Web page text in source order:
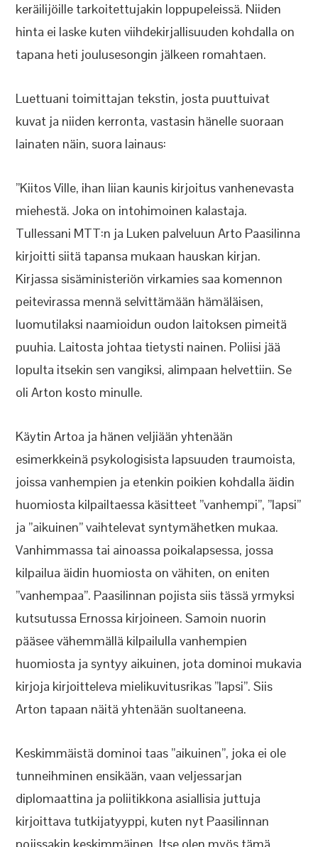
keräilijöille tarkoitettujakin loppupeleissä. Niiden
hinta ei laske kuten viihdekirjallisuuden kohdalla on
tapana heti joulusesongin jälkeen romahtaen.
Luettuani toimittajan tekstin, josta puuttuivat
kuvat ja niiden kerronta, vastasin hänelle suoraan
lainaten näin, suora lainaus:
”Kiitos Ville, ihan liian kaunis kirjoitus vanhenevasta
miehestä. Joka on intohimoinen kalastaja.
Tullessani MTT:n ja Luken palveluun Arto Paasilinna
kirjoitti siitä tapansa mukaan hauskan kirjan.
Kirjassa sisäministeriön virkamies saa komennon
peitevirassa mennä selvittämään hämäläisen,
luomutilaksi naamioidun oudon laitoksen pimeitä
puuhia. Laitosta johtaa tietysti nainen. Poliisi jää
lopulta itsekin sen vangiksi, alimpaan helvettiin. Se
oli Arton kosto minulle.
Käytin Artoa ja hänen veljiään yhtenään
esimerkkeinä psykologisista lapsuuden traumoista,
joissa vanhempien ja etenkin poikien kohdalla äidin
huomiosta kilpailtaessa käsitteet ”vanhempi”, ”lapsi”
ja ”aikuinen” vaihtelevat syntymähetken mukaa.
Vanhimmassa tai ainoassa poikalapsessa, jossa
kilpailua äidin huomiosta on vähiten, on eniten
”vanhempaa”. Paasilinnan pojista siis tässä yrmyksi
kutsutussa Ernossa kirjoineen. Samoin nuorin
pääsee vähemmällä kilpailulla vanhempien
huomiosta ja syntyy aikuinen, jota dominoi mukavia
kirjoja kirjoitteleva mielikuvitusrikas ”lapsi”. Siis
Arton tapaan näitä yhtenään suoltaneena.
Keskimmäistä dominoi taas ”aikuinen”, joka ei ole
tunneihminen ensikään, vaan veljessarjan
diplomaattina ja poliitikkona asiallisia juttuja
kirjoittava tutkijatyyppi, kuten nyt Paasilinnan